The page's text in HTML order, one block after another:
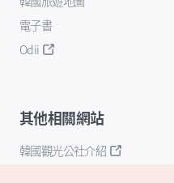
電子書
Odii
其他相關網站
韓國觀光公社介紹